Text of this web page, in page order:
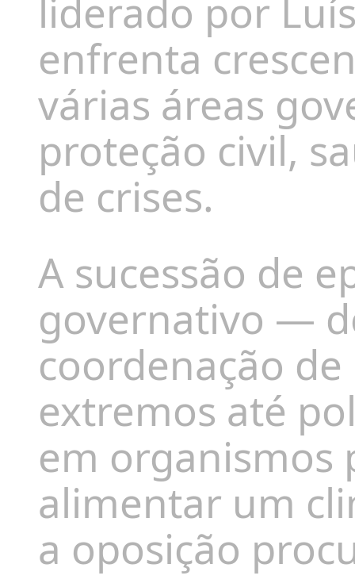
enfrenta
várias áreas
proteção civil,
de crises.
A sucessão de
governativo —
coordenação
extremos até
em
alimentar um
a oposição